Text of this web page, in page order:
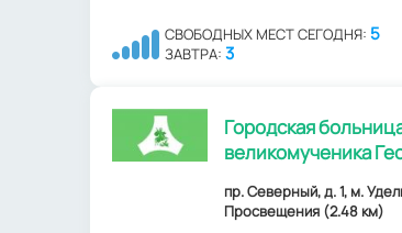
СВОБОДНЫХ МЕСТ СЕГОДНЯ: 5
ЗАВТРА: 3
Городская
великомученика
пр. Северный, д. 1, м.
Просвещения (2.48 км)